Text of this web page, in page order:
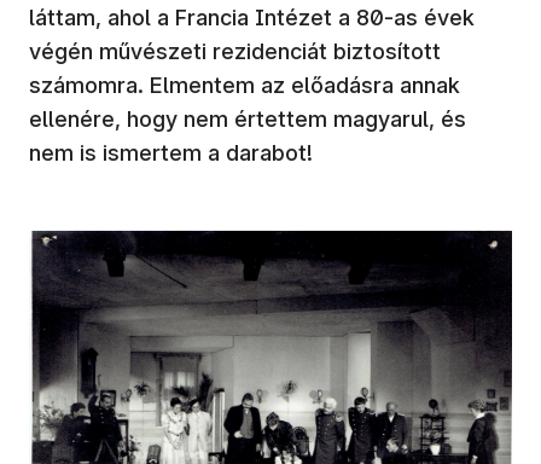
láttam, ahol a Francia Intézet a 80-as évek
végén művészeti rezidenciát biztosított
számomra. Elmentem az előadásra annak
ellenére, hogy nem értettem magyarul, és
nem is ismertem a darabot!